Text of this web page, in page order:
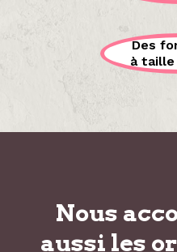
Des
à taille
Nous
aussi les